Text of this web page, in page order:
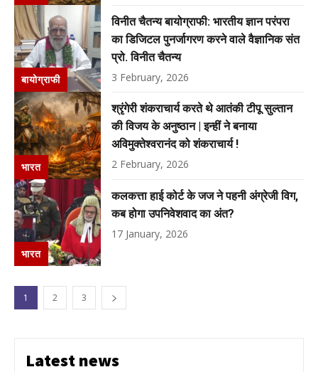
बायोग्राफी
विनीत चैतन्य बायोग्राफी: भारतीय ज्ञान परंपरा
का डिजिटल पुनर्जागरण करने वाले वैज्ञानिक संत
प्रो. विनीत चैतन्य
3 February, 2026
भारत
श्रृंगेरी शंकराचार्य करते थे आतंकी टीपू सुल्तान
की विजय के अनुष्ठान | इन्हीं ने बनाया
अविमुक्तेश्वरानंद को शंकराचार्य !
2 February, 2026
भारत
कलकत्ता हाई कोर्ट के जज ने पहनी अंग्रेजी विग,
कब होगा उपनिवेशवाद का अंत?
17 January, 2026
1 2 3
Latest news